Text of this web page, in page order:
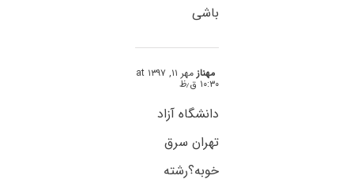
باشی
مهناز مهر ۱۱, ۱۳۹۷ at
۱۰:۳۰ ق٫ظ
دانشگاه آزاد
تهران سرق
خوبه؟رشته